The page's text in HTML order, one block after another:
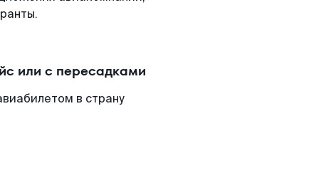
или с пересадками
в страну